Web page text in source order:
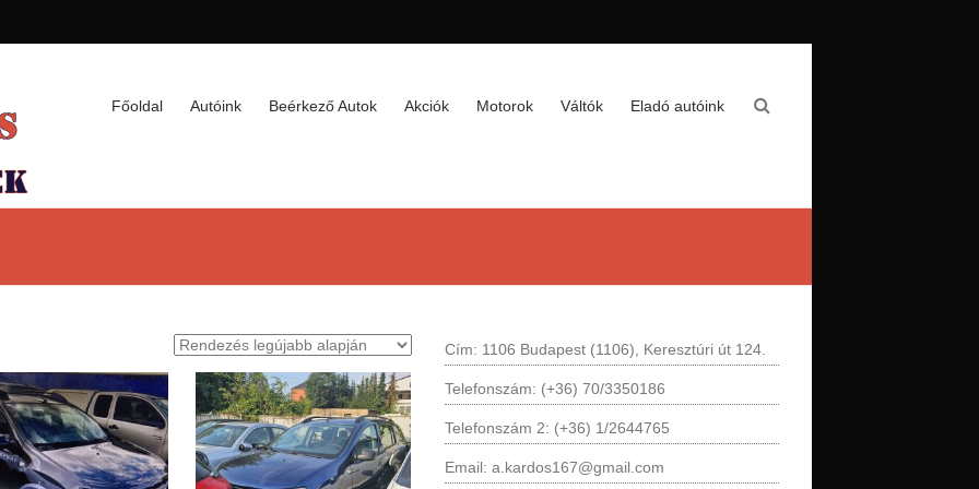
Főoldal Autóink Beérkező Autok Akciók Motorok Váltók Eladó autóink
Cím: 1106 Budapest (1106), Keresztúri út 124.
Telefonszám: (+36) 70/3350186
Telefonszám 2: (+36) 1/2644765
Email: a.kardos167@gmail.com